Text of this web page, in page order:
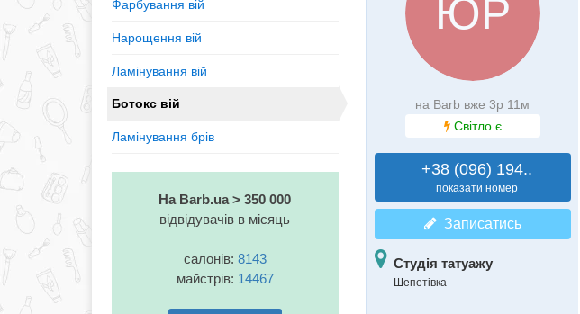
Фарбування вій
Нарощення вій
Ламінування вій
Ботокс вій
Ламінування брів
На Barb.ua > 350 000
відвідувачів в місяць
салонів: 8143
майстрів: 14467
ЮР
на Barb вже 3р 11м
Світло є
+38 (096) 194..
показати номер
Записатись
Студія татуажу
Шепетівка